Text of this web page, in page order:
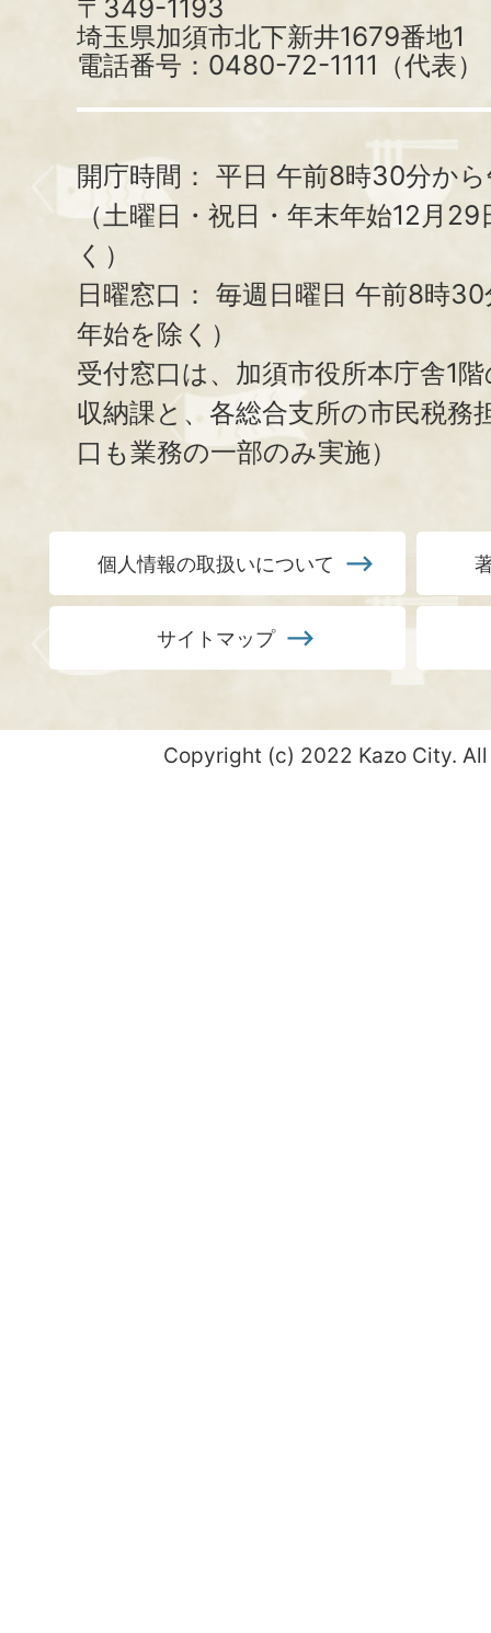
〒349-1193
埼玉県加須市北下新井1679番地1
電話番号：0480-72-1111（代表）
開庁時間： 平日 午前8時30分か
（土曜日・祝日・年末年始12月
く）
日曜窓口： 毎週日曜日 午前8時
年始を除く）
受付窓口は、加須市役所本庁舎1
収納課と、 各総合支所の市民税務
口も業務の一部のみ実施）
個人情報の取扱いについて
サイトマップ
Copyright (c) 2022 Kazo City.